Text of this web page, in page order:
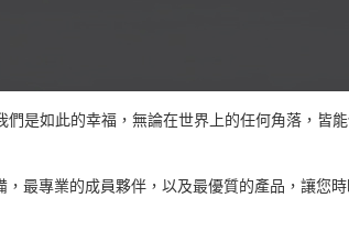
是如此的幸福，無論在世界上的任何角落，皆
最專業的成員夥伴，以及最優質的產品，讓您